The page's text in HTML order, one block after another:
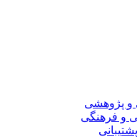
و پژوهشی
و فرهنگی